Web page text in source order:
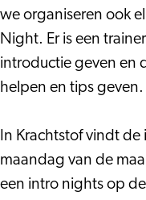
we organiseren ook
Night. Er is een
introductie geven en
helpen en tips geven.
In Krachtstof vindt
maandag van de
een intro nights op